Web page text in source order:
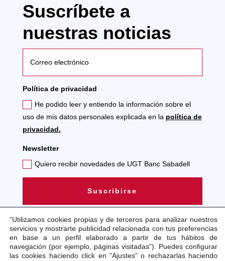
Suscríbete a
nuestras noticias
Política de privacidad
He podido leer y entiendo la información sobre el
uso de mis datos personales explicada en la política de
privacidad.
Newsletter
Quiero recibir novedades de UGT Banc Sabadell
Suscribirse
Aviso legal Política de cookies Política de
“Utilizamos cookies propias y de terceros para analizar nuestros
servicios y mostrarte publicidad relacionada con tus preferencias
en base a un perfil elaborado a partir de tus hábitos de
navegación (por ejemplo, páginas visitadas”). Puedes configurar
las cookies haciendo click en “Ajustes” o rechazarlas haciendo